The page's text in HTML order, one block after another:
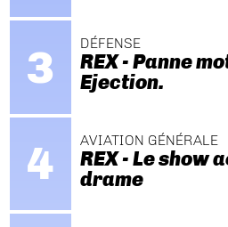
DÉFENSE
REX - Panne
Ejection.
AVIATION GÉNÉRALE
REX - Le show
drame